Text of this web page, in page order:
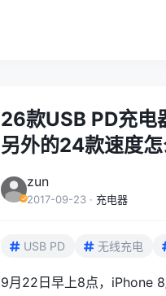
26款USB PD充
另外的24款速度怎
zun
2017-09-23 · 充电器
USB PD 无线充电
9月22日早上8点，iPhone